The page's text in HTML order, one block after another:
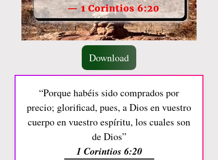
Download
“Porque habéis sido comprados por
precio; glorificad, pues, a Dios en vuestro
cuerpo en vuestro espíritu, los cuales son
de Dios”
1 Corintios 6:20